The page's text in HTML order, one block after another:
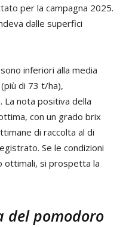
per la campagna 2025.
dalle superfici
inferiori alla media
di 73 t/ha),
nota positiva della
con un grado brix
di raccolta al di
Se le condizioni
ottimali, si prospetta la
del pomodoro